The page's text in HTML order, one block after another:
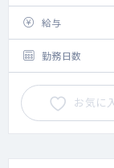
給与
勤務日数
お気に